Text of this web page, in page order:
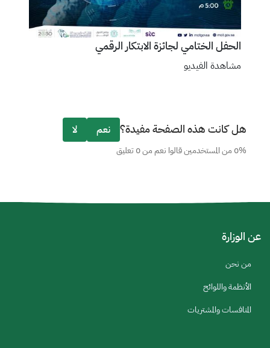
الحفل الختامي لجائزة الابتكار الرقمي
مشاهدة الفيديو
هل كانت هذه الصفحة مفيدة؟ نعم لا
0% من المستخدمين قالوا نعم من 0 تعليق
عن الوزارة
من نحن
الأنظمة واللوائح
المنافسات والمشتريات